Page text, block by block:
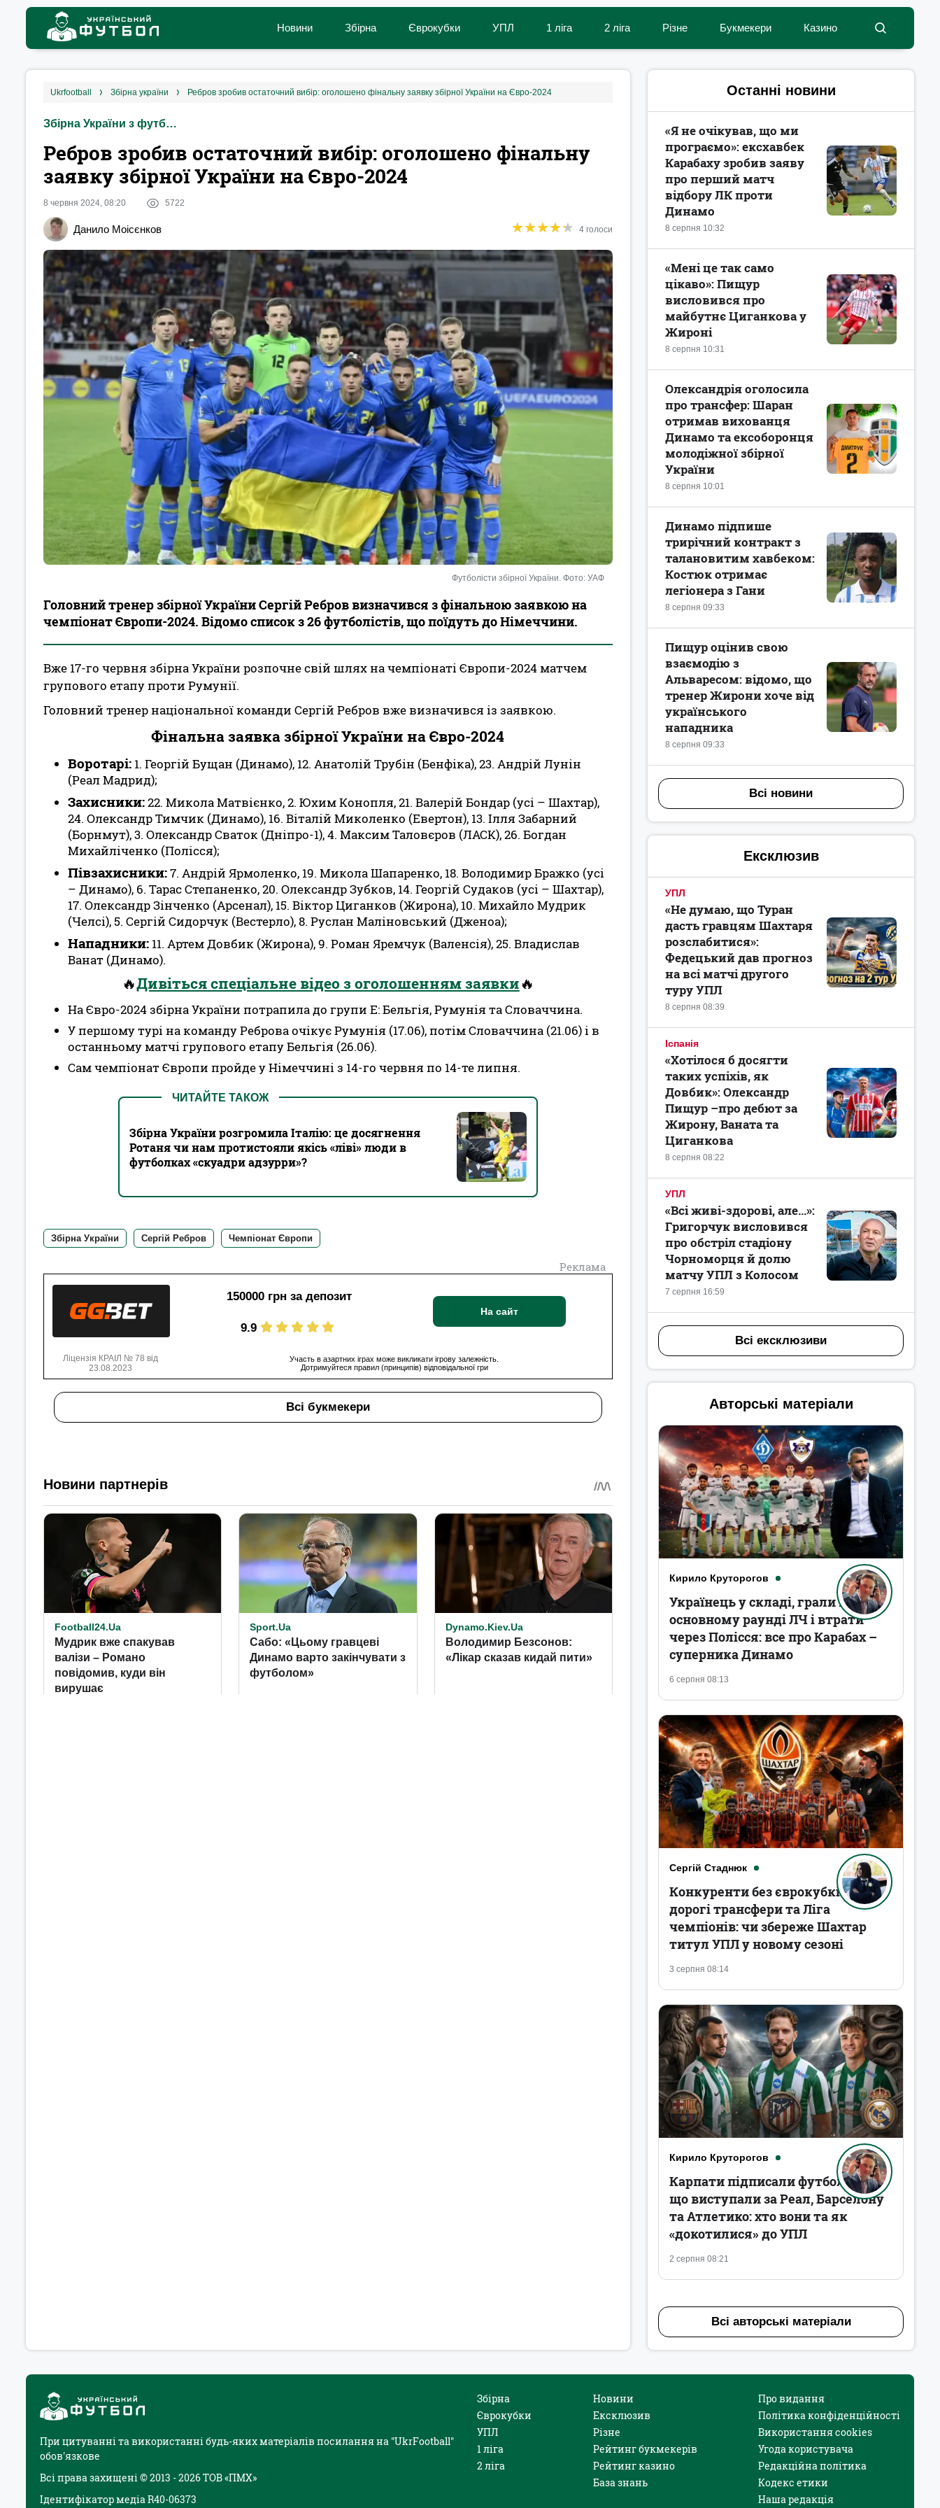
Новини Збірна Єврокубки УПЛ 1 ліга 2 ліга Різне Букмекери Казино
ukrfootball збірна україни Ребров зробив остаточний вибір: оголошено фінальну заявку збірної України на Євро-2024
Збірна України з футболу
Ребров зробив остаточний вибір: оголошено фінальну
заявку збірної України на Євро-2024
8 червня 2024, 08:20 5722
Данило Моісєнков ★★★★★
★★★★★ 4 голоси
Футболісти збірної України. Фото: УАФ
Головний тренер збірної України Сергій Ребров визначився з фінальною заявкою на
чемпіонат Європи-2024. Відомо список з 26 футболістів, що поїдуть до Німеччини.
Вже 17-го червня збірна України розпочне свій шлях на чемпіонаті Європи-2024 матчем
групового етапу проти Румунії.
Головний тренер національної команди Сергій Ребров вже визначився із заявкою.
Фінальна заявка збірної України на Євро-2024
Воротарі: 1. Георгій Бущан (Динамо), 12. Анатолій Трубін (Бенфіка), 23. Андрій Лунін
(Реал Мадрид);
Захисники:22. Микола Матвієнко, 2. Юхим Конопля, 21. Валерій Бондар (усі – Шахтар),
24. Олександр Тимчик (Динамо), 16. Віталій Миколенко (Евертон), 13. Ілля Забарний
(Борнмут), 3. Олександр Сваток (Дніпро-1), 4. Максим Таловєров (ЛАСК), 26. Богдан
Михайліченко (Полісся);
Півзахисники:7. Андрій Ярмоленко, 19. Микола Шапаренко, 18. Володимир Бражко (усі
– Динамо), 6. Тарас Степаненко, 20. Олександр Зубков, 14. Георгій Судаков (усі – Шахтар),
17. Олександр Зінченко (Арсенал), 15. Віктор Циганков (Жирона), 10. Михайло Мудрик
(Челсі), 5. Сергій Сидорчук (Вестерло), 8. Руслан Маліновський (Дженоа);
Нападники: 11. Артем Довбик (Жирона), 9. Роман Яремчук (Валенсія), 25. Владислав
Ванат (Динамо).
🔥Дивіться спеціальне відео з оголошенням заявки🔥
На Євро-2024 збірна України потрапила до групи Е: Бельгія, Румунія та Словаччина.
У першому турі на команду Реброва очікує Румунія (17.06), потім Словаччина (21.06) і в
останньому матчі групового етапу Бельгія (26.06).
Сам чемпіонат Європи пройде у Німеччині з 14-го червня по 14-те липня.
ЧИТАЙТЕ ТАКОЖ
Збірна України розгромила Італію: це досягнення
Ротаня чи нам протистояли якісь «ліві» люди в
футболках «скуадри адзурри»?
Збірна України Сергій Ребров Чемпіонат Європи
Реклама
150000 грн за депозит
9.9
На сайт
Ліцензія КРАІЛ № 78 від
23.08.2023
Участь в азартних іграх може викликати ігрову залежність.
Дотримуйтеся правил (принципів) відповідальної гри
Всі букмекери
Останні новини
8 серпня 10:32
«Я не очікував, що ми
програємо»: ексхавбек
Карабаху зробив заяву
про перший матч
відбору ЛК проти
Динамо
8 серпня 10:31
«Мені це так само
цікаво»: Пищур
висловився про
майбутнє Циганкова у
Жироні
8 серпня 10:01
Олександрія оголосила
про трансфер: Шаран
отримав вихованця
Динамо та ексоборонця
молодіжної збірної
України
8 серпня 09:33
Динамо підпише
трирічний контракт з
талановитим хавбеком:
Костюк отримає
легіонера з Гани
8 серпня 09:33
Пищур оцінив свою
взаємодію з
Альваресом: відомо, що
тренер Жирони хоче від
українського
нападника
Всі новини
Ексклюзив
УПЛ
8 серпня 08:39
«Не думаю, що Туран
дасть гравцям Шахтаря
розслабитися»:
Федецький дав прогноз
на всі матчі другого
туру УПЛ
Іспанія
8 серпня 08:22
«Хотілося б досягти
таких успіхів, як
Довбик»: Олександр
Пищур –про дебют за
Жирону, Ваната та
Циганкова
УПЛ
7 серпня 16:59
«Всі живі-здорові, але...»:
Григорчук висловився
про обстріл стадіону
Чорноморця й долю
матчу УПЛ з Колосом
Всі ексклюзиви
Авторські матеріали
Кирило Круторогов
6 серпня 08:13
Українець у складі, грали в
основному раунді ЛЧ і втрати
через Полісся: все про Карабах –
суперника Динамо
Сергій Стаднюк
3 серпня 08:14
Конкуренти без єврокубків,
дорогі трансфери та Ліга
чемпіонів: чи збереже Шахтар
титул УПЛ у новому сезоні
Кирило Круторогов
2 серпня 08:21
Карпати підписали футболістів,
що виступали за Реал, Барселону
та Атлетико: хто вони та як
«докотилися» до УПЛ
Всі авторські матеріали
При цитуванні та використанні будь-яких матеріалів посилання на "UkrFootball"
обов'язкове
Всі права захищені © 2013 - 2026 ТОВ «ПМХ»
Ідентифікатор медіа R40-06373
Збірна
Єврокубки
УПЛ
1 ліга
2 ліга
Новини
Ексклюзив
Різне
Рейтинг букмекерів
Рейтинг казино
База знань
Про видання
Політика конфіденційності
Використання cookies
Угода користувача
Редакційна політика
Кодекс етики
Наша редакція